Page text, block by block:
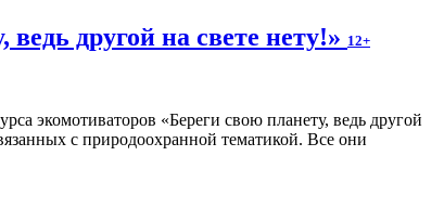
другой на свете нету!» 12+
экомотиваторов «Береги свою планету, ведь другой
с природоохранной тематикой. Все они